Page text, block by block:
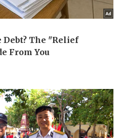
Đọc truyện đêm khuya
Cửa sổ tình yêu
Hạt giống tâm hồn